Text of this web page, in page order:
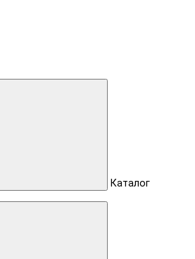
Каталог